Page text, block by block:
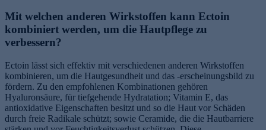
Mit welchen anderen Wirkstoffen kann Ectoin
kombiniert werden, um die Hautpflege zu
verbessern?
Ectoin lässt sich effektiv mit verschiedenen anderen Wirkstoffen
kombinieren, um die Hautgesundheit und das -erscheinungsbild zu
fördern. Zu den empfohlenen Kombinationen gehören
Hyaluronsäure, für tiefgehende Hydratation; Vitamin E, das
antioxidative Eigenschaften besitzt und so die Haut vor Schäden
durch freie Radikale schützt; sowie Ceramide, die die Hautbarriere